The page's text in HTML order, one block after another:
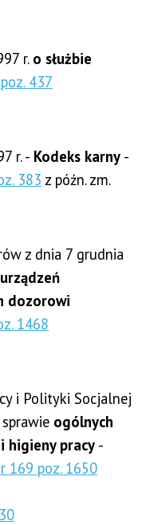
r. o służbie
437
r. - Kodeks karny -
383 z późn. zm.
z dnia 7 grudnia
dozorowi
1468
i Polityki Socjalnej
ogólnych
higieny pracy -
169 poz. 1650